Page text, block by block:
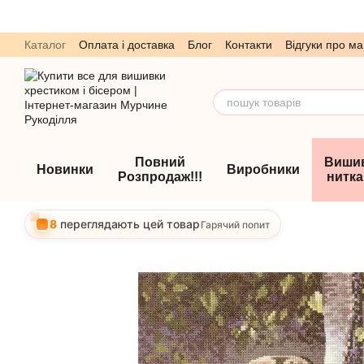
Каталог Оплата і доставка Блог Контакти
Відгуки про
Обмін та повернення
Угода користувача
Новинки
Повний
Розпродаж!!!
Виробники
8 переглядають цей товарГарячий попит